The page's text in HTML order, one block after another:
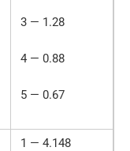
3 — 1.28
4 — 0.88
5 — 0.67
1 — 4.148